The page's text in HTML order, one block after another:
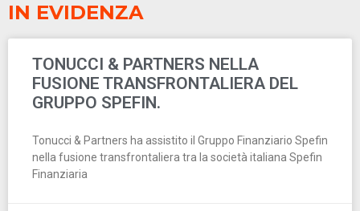
IN EVIDENZA
TONUCCI & PARTNERS NELLA
FUSIONE TRANSFRONTALIERA DEL
GRUPPO SPEFIN.
Tonucci & Partners ha assistito il Gruppo Finanziario Spefin
nella fusione transfrontaliera tra la società italiana Spefin
Finanziaria